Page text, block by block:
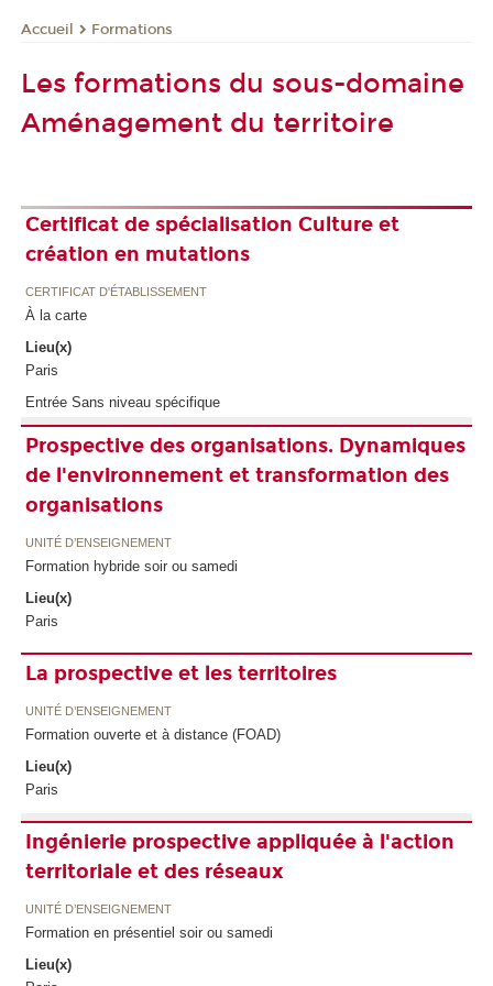
Accueil Formations
Les formations du sous-domaine
Aménagement du territoire
Certificat de spécialisation Culture et
création en mutations
CERTIFICAT D'ÉTABLISSEMENT
À la carte
Lieu(x)
Paris
Entrée Sans niveau spécifique
Prospective des organisations. Dynamiques
de l'environnement et transformation des
organisations
UNITÉ D’ENSEIGNEMENT
Formation hybride soir ou samedi
Lieu(x)
Paris
La prospective et les territoires
UNITÉ D’ENSEIGNEMENT
Formation ouverte et à distance (FOAD)
Lieu(x)
Paris
Ingénierie prospective appliquée à l'action
territoriale et des réseaux
UNITÉ D’ENSEIGNEMENT
Formation en présentiel soir ou samedi
Lieu(x)